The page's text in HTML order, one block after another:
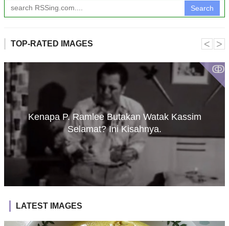
Search
TOP-RATED IMAGES
ↂ
Kenapa P. Ramlee Butakan Watak Kassim
Selamat? Ini Kisahnya.
˂ ˃
LATEST IMAGES